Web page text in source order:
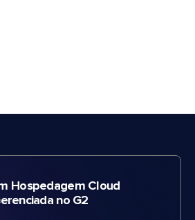
Hospedagem Cloud
no G2